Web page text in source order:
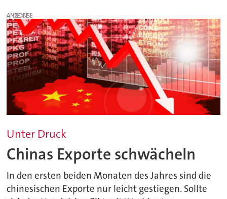
ANZEIGE
Unter Druck
Chinas Exporte schwächeln
In den ersten beiden Monaten des Jahres sind die
chinesischen Exporte nur leicht gestiegen. Sollte